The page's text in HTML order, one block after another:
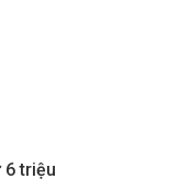
6 triệu